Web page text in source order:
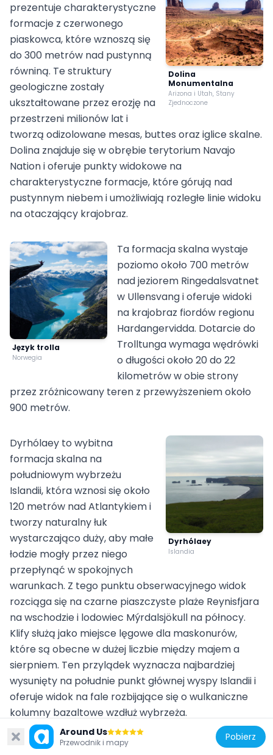
Wielki Mur Chiński
Dolina
Monumentalna
Arizona i Utah, Stany
Zjednoczone
prezentuje charakterystyczne
formacje z czerwonego
piaskowca, które wznoszą się
do 300 metrów nad pustynną
równiną. Te struktury
geologiczne zostały
ukształtowane przez erozję na
przestrzeni milionów lat i
tworzą odizolowane mesas, buttes oraz iglice skalne.
Dolina znajduje się w obrębie terytorium Navajo
Nation i oferuje punkty widokowe na
charakterystyczne formacje, które górują nad
pustynnym niebem i umożliwiają rozległe linie widoku
na otaczający krajobraz.
Język trolla
Norwegia
Ta formacja skalna wystaje
poziomo około 700 metrów
nad jeziorem Ringedalsvatnet
w Ullensvang i oferuje widoki
na krajobraz fiordów regionu
Hardangervidda. Dotarcie do
Trolltunga wymaga wędrówki
o długości około 20 do 22
kilometrów w obie strony
przez zróżnicowany teren z przewyższeniem około
900 metrów.
Dyrhólaey
Islandia
Dyrhólaey to wybitna
formacja skalna na
południowym wybrzeżu
Islandii, która wznosi się około
120 metrów nad Atlantykiem i
tworzy naturalny łuk
wystarczająco duży, aby małe
łodzie mogły przez niego
przepłynąć w spokojnych
warunkach. Z tego punktu obserwacyjnego widok
rozciąga się na czarne piaszczyste plaże Reynisfjara
na wschodzie i lodowiec Mýrdalsjökull na północy.
Klify służą jako miejsce lęgowe dla maskonurów,
które są obecne w dużej liczbie między majem a
sierpniem. Ten przylądek wyznacza najbardziej
wysunięty na południe punkt głównej wyspy Islandii i
oferuje widok na fale rozbijające się o wulkaniczne
kolumny bazaltowe wzdłuż wybrzeża.
Klasztory Meteory stoją na
Around Us
Przewodnik i mapy Pobierz